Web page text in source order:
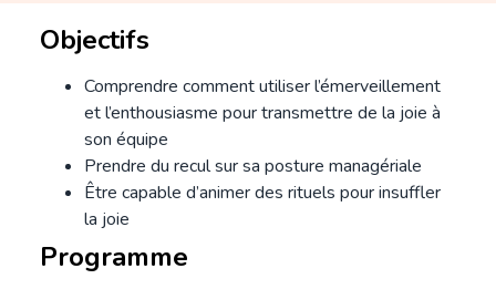
Objectifs
Comprendre comment utiliser l’émerveillement
et l’enthousiasme pour transmettre de la joie à
son équipe
Prendre du recul sur sa posture managériale
Être capable d’animer des rituels pour insuffler
la joie
Programme